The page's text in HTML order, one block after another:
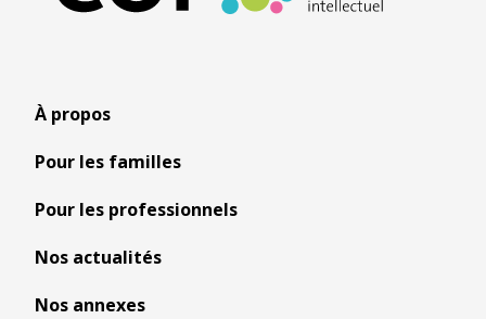
À propos
Pour les familles
Pour les professionnels
Nos actualités
Nos annexes